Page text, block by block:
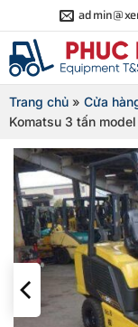
qua
nội
dung
Trang chủ » Cửa
Komatsu 3 tấn